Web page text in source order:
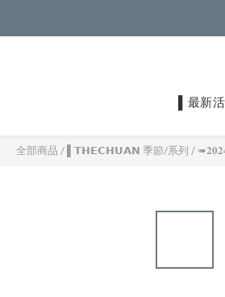
▌最新
全部商品 / ▌𝗧𝗛𝗘𝗖𝗛𝗨𝗔𝗡 季節/系列 /